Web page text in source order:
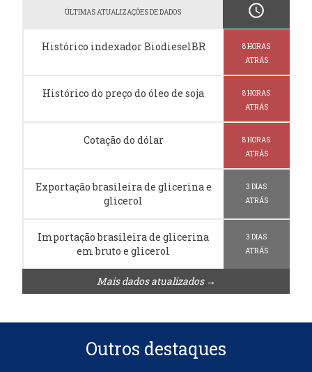
ÚLTIMAS ATUALIZAÇÕES DE DADOS schedule
Histórico indexador BiodieselBR
8 HORAS
ATRÁS
Histórico do preço do óleo de soja
8 HORAS
ATRÁS
Cotação do dólar
8 HORAS
ATRÁS
Exportação brasileira de glicerina e
glicerol
3 DIAS
ATRÁS
Importação brasileira de glicerina
em bruto e glicerol
3 DIAS
ATRÁS
Mais dados atualizados →
Outros destaques